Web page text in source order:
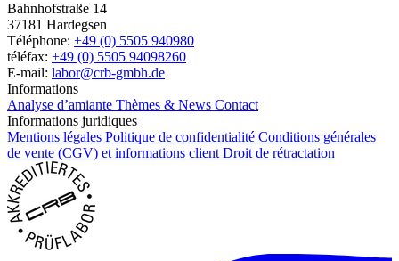
Bahnhofstraße 14
37181 Hardegsen
Téléphone: +49 (0) 5505 940980
téléfax: +49 (0) 5505 94098260
E-mail: labor@crb-gmbh.de
Informations
Analyse d’amiante Thèmes & News Contact
Informations juridiques
Mentions légales Politique de confidentialité Conditions générales
de vente (CGV) et informations client Droit de rétractation